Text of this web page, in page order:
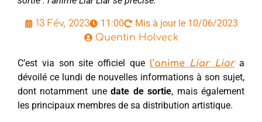
13 Fév, 2023 11:00 Mis à jour le 10/06/2023
Quentin Holveck
C’est via son site officiel que l’anime Liar Liara
dévoilé ce lundi de nouvelles informations à son sujet,
dont notamment unedate de sortie, mais également
les principaux membres de sa distribution artistique.